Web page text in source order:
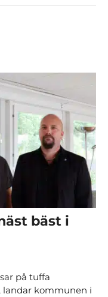
bäst i
på tuffa
landar kommunen i